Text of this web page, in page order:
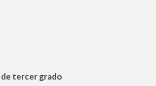
tercer grado